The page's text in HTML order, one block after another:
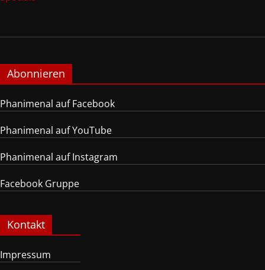
Abonnieren
Phanimenal auf Facebook
Phanimenal auf YouTube
Phanimenal auf Instagram
Facebook Gruppe
Kontakt
Impressum